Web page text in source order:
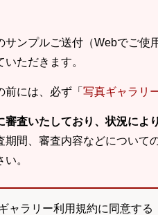
ンプルご送付（Webでご使
ただきます。
には、必ず「 写真ギャラリ
査いたしており、状況によ
期間、審査内容などについて
。
ャラリー利用規約に同意する